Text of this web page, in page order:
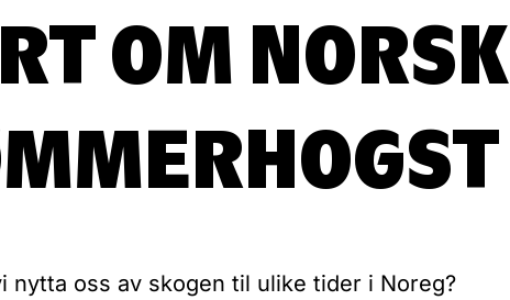
OM NORSK
nytta oss av skogen til ulike tider i Noreg?